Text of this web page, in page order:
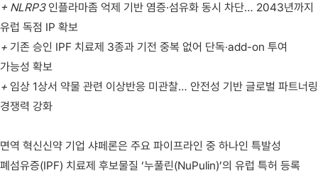
+ NLRP3 인플라마좀 억제 기반 염증·섬유화 동시 차단… 2043년까지
유럽 독점 IP 확보
+ 기존 승인 IPF 치료제 3종과 기전 중복 없어 단독·add-on 투여
가능성 확보
+ 임상 1상서 약물 관련 이상반응 미관찰… 안전성 기반 글로벌 파트너링
경쟁력 강화
면역 혁신신약 기업 샤페론은 주요 파이프라인 중 하나인 특발성
폐섬유증(IPF) 치료제 후보물질 ‘누풀린(NuPulin)’의 유럽 특허 등록